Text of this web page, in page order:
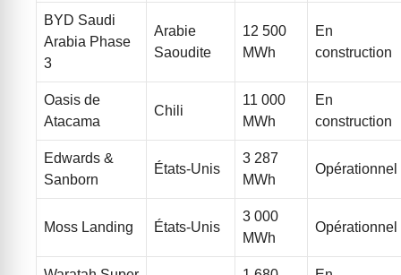
BYD Saudi
Arabia Phase
3
Arabie
Saoudite
12 500
MWh
En
construction
Oasis de
Atacama
Chili
11 000
MWh
En
construction
Edwards &
Sanborn
États-Unis
3 287
MWh
Opérationnel
Moss Landing États-Unis
3 000
MWh
Opérationnel